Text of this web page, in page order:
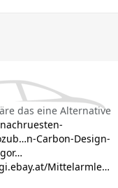
(eher
ist!
für
Fahrer sagen: Es
das eine Alternative
Carbon-Design-
Mittelarmle…